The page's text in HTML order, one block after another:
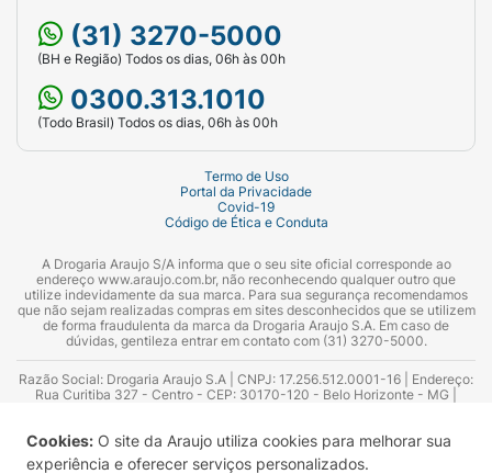
Cookies: O site da Araujo utiliza cookies para melhorar sua
experiência e oferecer serviços personalizados.
(31) 3270-5000
(BH e Região) Todos os dias, 06h às 00h
0300.313.1010
(Todo Brasil) Todos os dias, 06h às 00h
Termo de Uso
Portal da Privacidade
Covid-19
Código de Ética e Conduta
A Drogaria Araujo S/A informa que o seu site oficial corresponde ao
endereço www.araujo.com.br, não reconhecendo qualquer outro que
utilize indevidamente da sua marca. Para sua segurança recomendamos
que não sejam realizadas compras em sites desconhecidos que se utilizem
de forma fraudulenta da marca da Drogaria Araujo S.A. Em caso de
dúvidas, gentileza entrar em contato com (31) 3270-5000.
Razão Social: Drogaria Araujo S.A | CNPJ: 17.256.512.0001-16 | Endereço:
Rua Curitiba 327 - Centro - CEP: 30170-120 - Belo Horizonte - MG |
Azevedo Guimarães – CRF 10.965 | Yasmin Silva Alvarenga – CRF 52.584 -
Consultor substituto: Thiago Aguiar Pinheiro - CRF Nº 13.748. Alvará